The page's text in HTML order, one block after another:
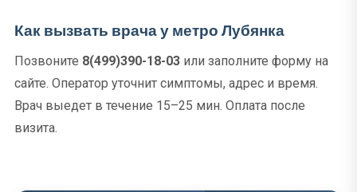
Как вызвать врача у метро Лубянка
Позвоните 8(499)390-18-03 или заполните форму на
сайте. Оператор уточнит симптомы, адрес и время.
Врач выедет в течение 15–25 мин. Оплата после
визита.